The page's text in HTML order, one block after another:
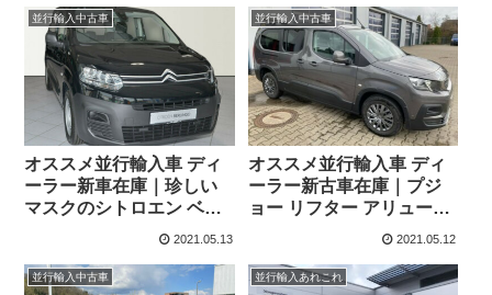
横浜に到着！
並行輸入中古車
オススメ並行輸入車 ディ
ーラー新車在庫｜珍しい
マスクのシトロエン ベル
ランゴ ライブ M ピュアテ
2021.05.13
並行輸入中古車
オススメ並行輸入車 ディ
ーラー新古車在庫｜プジ
ョー リフター アリュール
1.2 PureTech 130 EAT8
左ハンドル
2021.05.12
並行輸入中古車 並行輸入あれこれ